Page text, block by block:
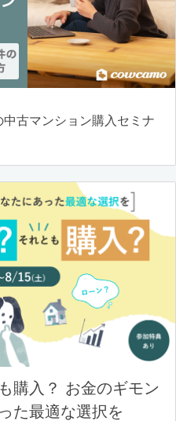
古マンション購入セミナ
購入？ お金のギモン
た最適な選択を